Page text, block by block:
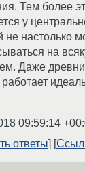
Тем более
у
не настолько
на
Даже
09:59:14
ответы